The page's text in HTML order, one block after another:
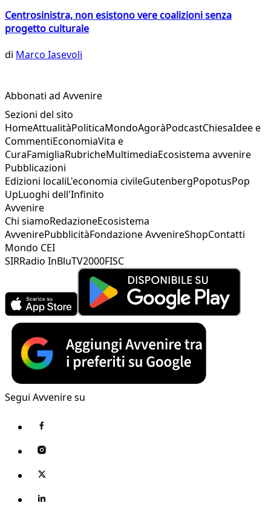
Centrosinistra, non esistono vere coalizioni senza
progetto culturale
di Marco Iasevoli
Abbonati ad Avvenire
Sezioni del sito
HomeAttualitàPoliticaMondoAgoràPodcastChiesaIdee e
CommentiEconomiaVita e
CuraFamigliaRubricheMultimediaEcosistema avvenire
Pubblicazioni
Edizioni localiL'economia civileGutenbergPopotusPop
UpLuoghi dell'Infinito
Avvenire
Chi siamoRedazioneEcosistema
AvvenirePubblicitàFondazione AvvenireShopContatti
Mondo CEI
SIRRadio InBluTV2000FISC
Segui Avvenire su